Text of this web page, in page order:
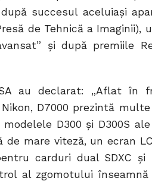
succesul aceluiaşi
de Tehnică a
şi după premiile
au declarat: „Aflat în
D7000 prezintă
D300 şi D300S
de mare viteză, un ecran
carduri dual SDXC
al zgomotului